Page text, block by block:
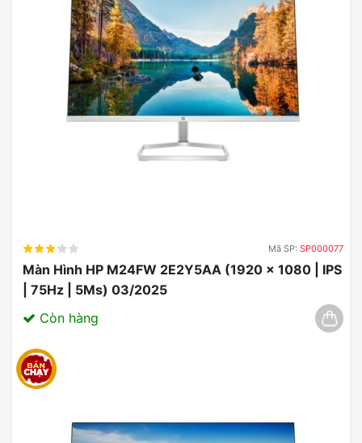
Kết Nối D-Sub & HDMI
Màn hình LG 24MR400-B.ATVQ được trang
bị cổng kết nối D-Sub và HDMI, giúp người
dùng dễ dàng kết nối với các thiết bị khác
Mã SP: SP000077
Màn Hình HP M24FW 2E2Y5AA (1920 x 1080 | IPS
| 75Hz | 5Ms) 03/2025
Còn hàng